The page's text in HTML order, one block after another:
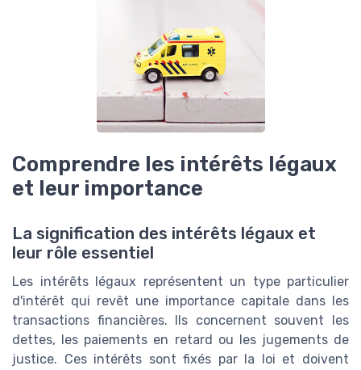
Comprendre les intérêts légaux
et leur importance
La signification des intérêts légaux et
leur rôle essentiel
Les intérêts légaux représentent un type particulier
d'intérêt qui revêt une importance capitale dans les
transactions financières. Ils concernent souvent les
dettes, les paiements en retard ou les jugements de
justice. Ces intérêts sont fixés par la loi et doivent